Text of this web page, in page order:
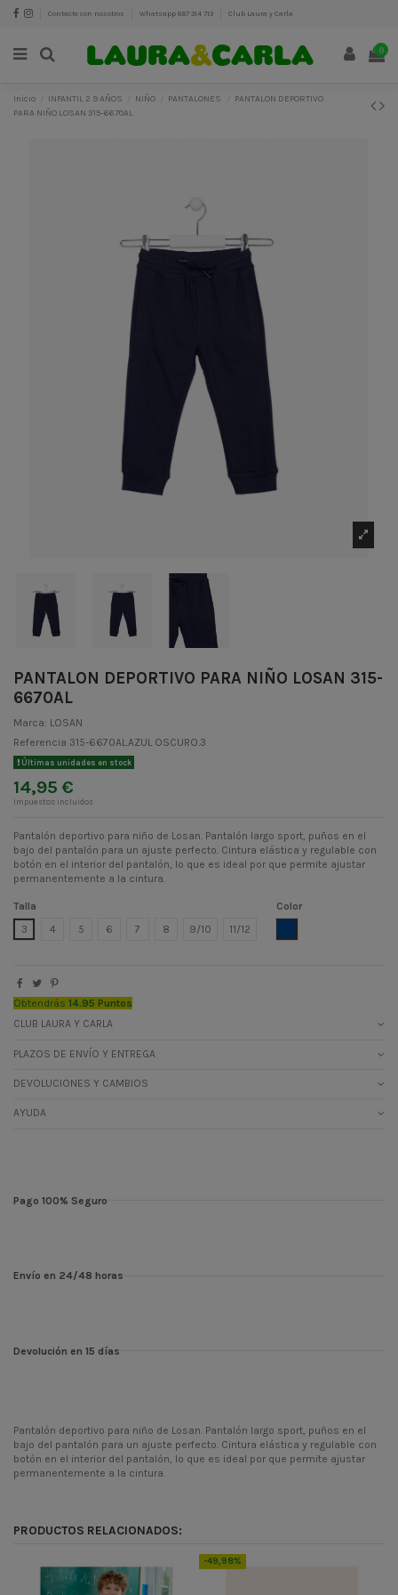
Contacte con nosotros Whatsapp 687 314 713 Club Laura y Carla
0
Inicio INFANTIL 2 9 AÑOS NIÑO PANTALONES
PANTALON DEPORTIVO
PARA NIÑO LOSAN 315-6670AL
PANTALON DEPORTIVO PARA NIÑO LOSAN 315-
6670AL
Marca: LOSAN
Referencia 315-6670AL.AZUL OSCURO.3
Últimas unidades en stock
14,95 €
Impuestos incluidos
Pantalón deportivo para niño de Losan. Pantalón largo sport, puños en el
bajo del pantalón para un ajuste perfecto. Cintura elástica y regulable con
botón en el interior del pantalón, lo que es ideal por que permite ajustar
permanentemente a la cintura.
Talla
3
4 5 6 7 8 9/10 11/12
Color
Obtendrás 14.95 Puntos
CLUB LAURA Y CARLA
PLAZOS DE ENVÍO Y ENTREGA
DEVOLUCIONES Y CAMBIOS
AYUDA
Pago 100% Seguro
Envío en 24/48 horas
Devolución en 15 días
Pantalón deportivo para niño de Losan. Pantalón largo sport, puños en el
bajo del pantalón para un ajuste perfecto. Cintura elástica y regulable con
botón en el interior del pantalón, lo que es ideal por que permite ajustar
permanentemente a la cintura.
Codigo
PRODUCTOS RELACIONADOS:
-49,98%